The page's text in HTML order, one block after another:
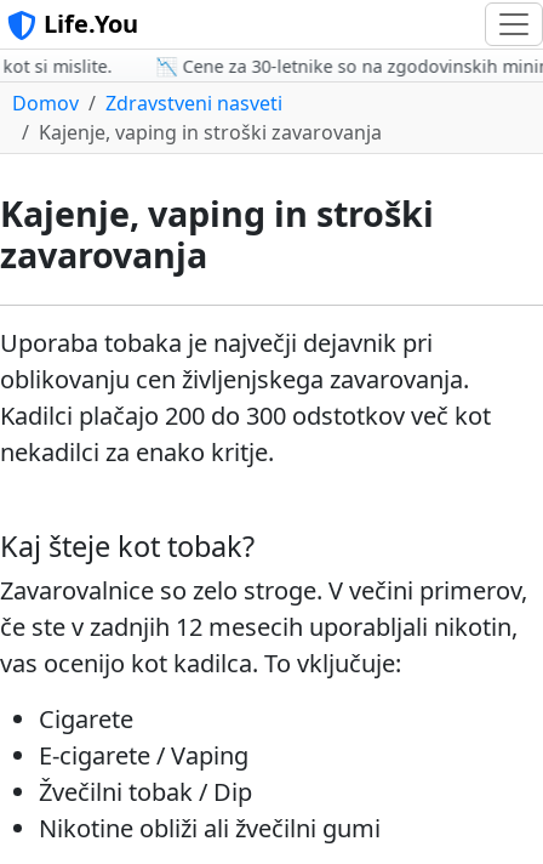
Life.You
si mislite. 📉 Cene za 30-letnike so na zgodovinskih
Domov
Zdravstveni nasveti
Kajenje, vaping in stroški zavarovanja
Kajenje, vaping in stroški
zavarovanja
Uporaba tobaka je največji dejavnik pri
oblikovanju cen življenjskega zavarovanja.
Kadilci plačajo 200 do 300 odstotkov več kot
nekadilci za enako kritje.
Kaj šteje kot tobak?
Zavarovalnice so zelo stroge. V večini primerov,
če ste v zadnjih 12 mesecih uporabljali nikotin,
vas ocenijo kot kadilca. To vključuje:
Cigarete
E-cigarete / Vaping
Žvečilni tobak / Dip
Nikotine obliži ali žvečilni gumi